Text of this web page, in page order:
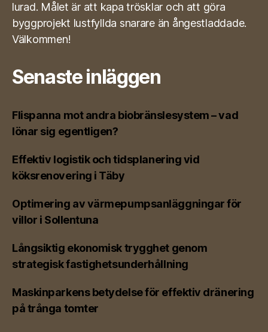
lurad. Målet är att kapa trösklar och att göra
byggprojekt lustfyllda snarare än ångestladdade.
Välkommen!
Senaste inläggen
Flispanna mot andra biobränslesystem – vad
lönar sig egentligen?
Effektiv logistik och tidsplanering vid
köksrenovering i Täby
Optimering av värmepumpsanläggningar för
villor i Sollentuna
Långsiktig ekonomisk trygghet genom
strategisk fastighetsunderhållning
Maskinparkens betydelse för effektiv dränering
på trånga tomter